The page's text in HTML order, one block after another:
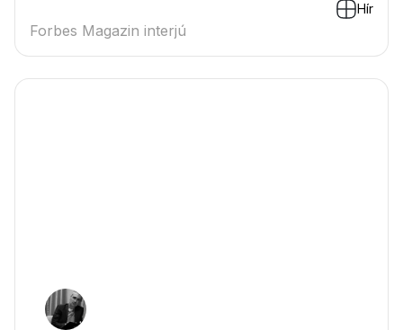
Hír
Forbes Magazin interjú